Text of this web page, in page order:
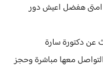
هفضل اعيش دور
عن دكتورة سارة
معها مباشرة وحجز